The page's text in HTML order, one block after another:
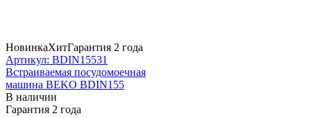
НовинкаХитГарантия 2 года
Артикул: BDIN15531
Встраиваемая посудомоечная
машина BEKO BDIN155
В наличии
Гарантия 2 года